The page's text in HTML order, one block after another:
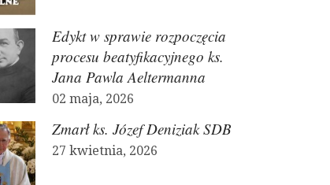
Edykt w sprawie rozpoczęcia
procesu beatyfikacyjnego ks.
Jana Pawla Aeltermanna
02 maja, 2026
Zmarł ks. Józef Deniziak SDB
27 kwietnia, 2026